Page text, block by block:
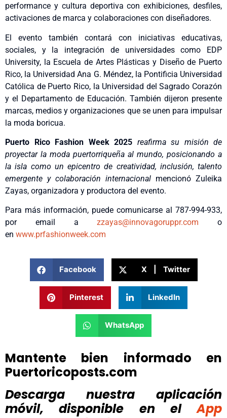
performance y cultura deportiva con exhibiciones, desfiles,
activaciones de marca y colaboraciones con diseñadores.
El evento también contará con iniciativas educativas,
sociales, y la integración de universidades como EDP
University, la Escuela de Artes Plásticas y Diseño de Puerto
Rico, la Universidad Ana G. Méndez, la Pontificia Universidad
Católica de Puerto Rico, la Universidad del Sagrado Corazón
y el Departamento de Educación. También dijeron presente
marcas, medios y organizaciones que se unen para impulsar
la moda boricua.
Puerto Rico Fashion Week 2025 reafirma su misión de
proyectar la moda puertorriqueña al mundo, posicionando a
la isla como un epicentro de creatividad, inclusión, talento
emergente y colaboración internacional mencionó Zuleika
Zayas, organizadora y productora del evento.
Para más información, puede comunicarse al 787-994-933,
por email azzayas@innovagoruppr.com o
en www.prfashionweek.com
Facebook X | Twitter
Pinterest LinkedIn
WhatsApp
Mantente bien informado en
Puertoricoposts.com
Descarga nuestra aplicación
móvil, disponible
en el
App